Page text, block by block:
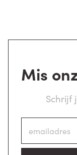
Mis
Schrijf